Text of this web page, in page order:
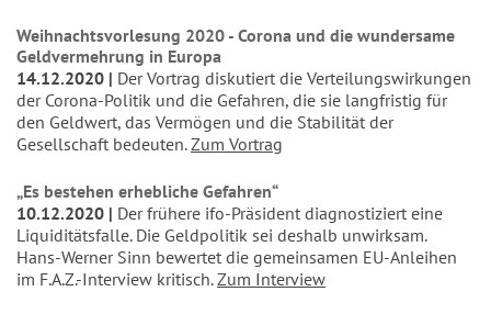
Weihnachtsvorlesung 2020 - Corona und die wundersame
Geldvermehrung in Europa
14.12.2020
Der Vortrag diskutiert die Verteilungswirkungen
der Corona-Politik und die Gefahren, die sie langfristig für
den Geldwert, das Vermögen und die Stabilität der
Gesellschaft bedeuten. Zum Vortrag
„Es bestehen erhebliche Gefahren“
10.12.2020
Der frühere ifo-Präsident diagnostiziert eine
Liquiditätsfalle. Die Geldpolitik sei deshalb unwirksam.
Hans-Werner Sinn bewertet die gemeinsamen EU-Anleihen
im F.A.Z.-Interview kritisch. Zum Interview